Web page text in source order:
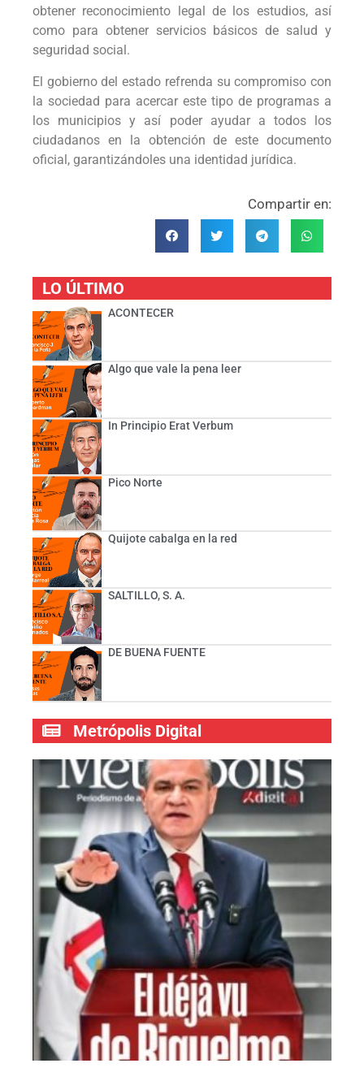
obtener reconocimiento legal de los estudios, así
como para obtener servicios básicos de salud y
seguridad social.
El gobierno del estado refrenda su compromiso con
la sociedad para acercar este tipo de programas a
los municipios y así poder ayudar a todos los
ciudadanos en la obtención de este documento
oficial, garantizándoles una identidad jurídica.
Compartir en:
LO ÚLTIMO
ACONTECER
Algo que vale la pena leer
In Principio Erat Verbum
Pico Norte
Quijote cabalga en la red
SALTILLO, S. A.
DE BUENA FUENTE
Metrópolis Digital